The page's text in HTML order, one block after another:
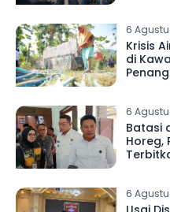
6
Krisis
di
6
Batasi
Horeg,
6